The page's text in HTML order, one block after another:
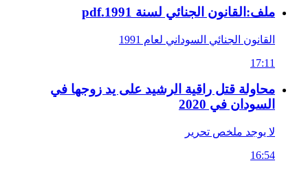
ملف:القانون الجنائي لسنة 1991.pdf
القانون الجنائي السوداني لعام 1991
17:11
محاولة قتل راقية الرشيد على يد زوجها في
السودان في 2020
لا يوجد ملخص تحرير
16:54